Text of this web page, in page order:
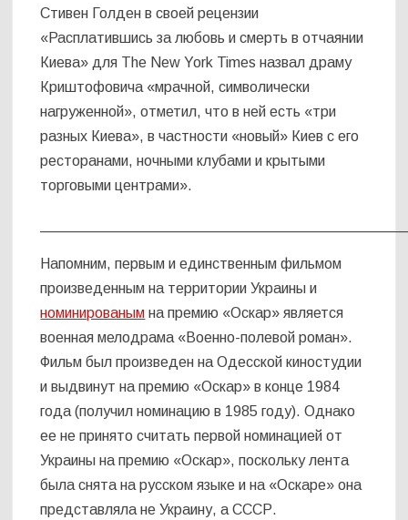
Стивен Голден в своей рецензии
«Расплатившись за любовь и смерть в отчаянии
Киева» для The New York Times назвал драму
Криштофовича «мрачной, символически
нагруженной», отметил, что в ней есть «три
разных Киева», в частности «новый» Киев с его
ресторанами, ночными клубами и крытыми
торговыми центрами».
Напомним, первым и единственным фильмом
произведенным на территории Украины и
номинированым на премию «Оскар» является
военная мелодрама «Военно-полевой роман».
Фильм был произведен на Одесской киностудии
и выдвинут на премию «Оскар» в конце 1984
года (получил номинацию в 1985 году). Однако
ее не принято считать первой номинацией от
Украины на премию «Оскар», поскольку лента
была снята на русском языке и на «Оскаре» она
представляла не Украину, а СССР.